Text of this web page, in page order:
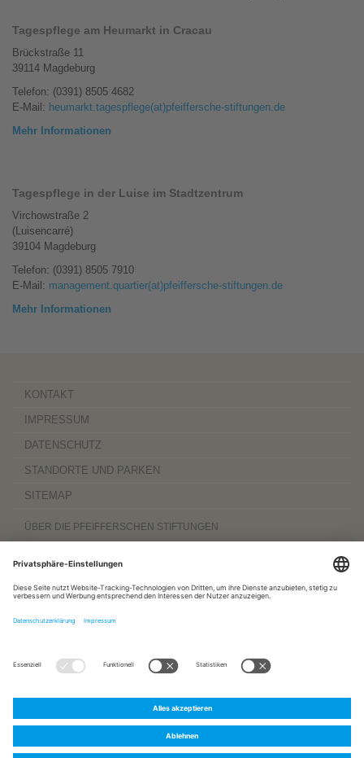
Tagespflege am Heumarkt in Cracau
Brückstraße 11
39114 Magdeburg
Telefon: (0391) 8505 4682
E-Mail: heumarkt.tagespflege(at)pfeiffersche-stiftungen.de
Mehr Informationen
Tagespflege in der Luise im Stadtzentrum
Virchowstraße 2
(Luisencarré)
39104 Magdeburg
Telefon: (0391) 8505 7910
E-Mail: management.quartier(at)pfeiffersche-stiftungen.de
Mehr Informationen
KONTAKT
IMPRESSUM
DATENSCHUTZ
STANDORTE UND PARKEN
SITEMAP
ÜBER DIE PFEIFFERSCHEN STIFTUNGEN
Komplexträger und bieten
Menschen mit Behinderung, außerdemWerkstättenmit ca. 600 Beschäftigten
hinaus sind sie zu 100 Prozent am
www.pfeiffersche-stiftungen.de
ZERTIFIZIERUNG FOLGEN SIE UNS AUF:
Pfeiffersche